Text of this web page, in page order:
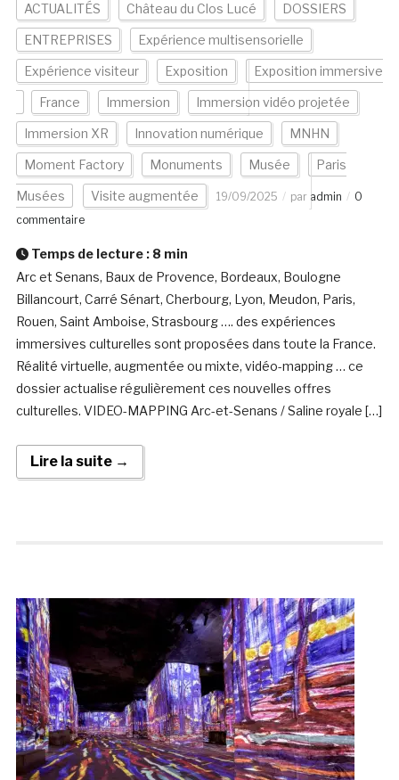
ACTUALITÉS Château du Clos Lucé DOSSIERS
ENTREPRISES Expérience multisensorielle
Expérience visiteur Exposition Exposition immersive
France Immersion Immersion vidéo projetée
Immersion XR Innovation numérique MNHN
Moment Factory Monuments Musée Paris
Musées Visite augmentée 19/09/2025 par admin
0
commentaire
Temps de lecture : 8 min
Arc et Senans, Baux de Provence, Bordeaux, Boulogne
Billancourt, Carré Sénart, Cherbourg, Lyon, Meudon, Paris,
Rouen, Saint Amboise, Strasbourg …. des expériences
immersives culturelles sont proposées dans toute la France.
Réalité virtuelle, augmentée ou mixte, vidéo-mapping … ce
dossier actualise régulièrement ces nouvelles offres
culturelles. VIDEO-MAPPING Arc-et-Senans / Saline royale […]
Lire la suite →